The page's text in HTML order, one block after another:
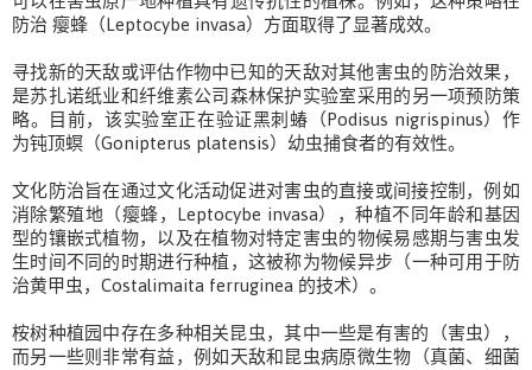
防治 瘿蜂（Leptocybe invasa）方面取得了显著成效。
寻找新的天敌或评估作物中已知的天敌对其他害虫的防治效果，
是苏扎诺纸业和纤维素公司森林保护实验室采用的另一项预防策
略。目前，该实验室正在验证黑刺蝽（Podisus nigrispinus）作
为钝顶螟（Gonipterus platensis）幼虫捕食者的有效性。
文化防治旨在通过文化活动促进对害虫的直接或间接控制，例如
消除繁殖地（瘿蜂，Leptocybe invasa），种植不同年龄和基因
型的镶嵌式植物，以及在植物对特定害虫的物候易感期与害虫发
生时间不同的时期进行种植，这被称为物候异步（一种可用于防
治黄甲虫，Costalimaita ferruginea 的技术）。
桉树种植园中存在多种相关昆虫，其中一些是有害的（害虫），
而另一些则非常有益，例如天敌和昆虫病原微生物（真菌、细菌